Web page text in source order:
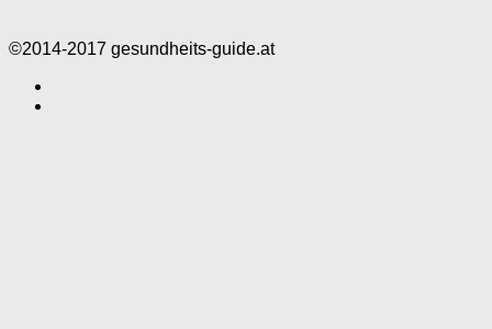
©2014-2017 gesundheits-guide.at